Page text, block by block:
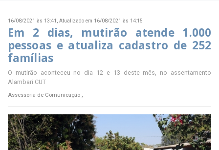
16/08/2021 às 13:41, Atualizado em 16/08/2021 às 14:15
Em 2 dias, mutirão atende 1.000
pessoas e atualiza cadastro de 252
famílias
O mutirão aconteceu no dia 12 e 13 deste mês, no assentamento
Alambari CUT
Assessoria de Comunicação ,